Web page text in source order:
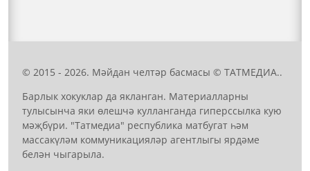
© 2015 - 2026. Мәйдан челтәр басмасы © ТАТМЕДИА..
Барлык хокуклар да якланган. Материалларны
тулысынча яки өлешчә кулланганда гиперссылка кую
мәҗбүри. "Татмедиа" республика матбугат һәм
массакүләм коммуникацияләр агентлыгы ярдәме
белән чыгарыла.